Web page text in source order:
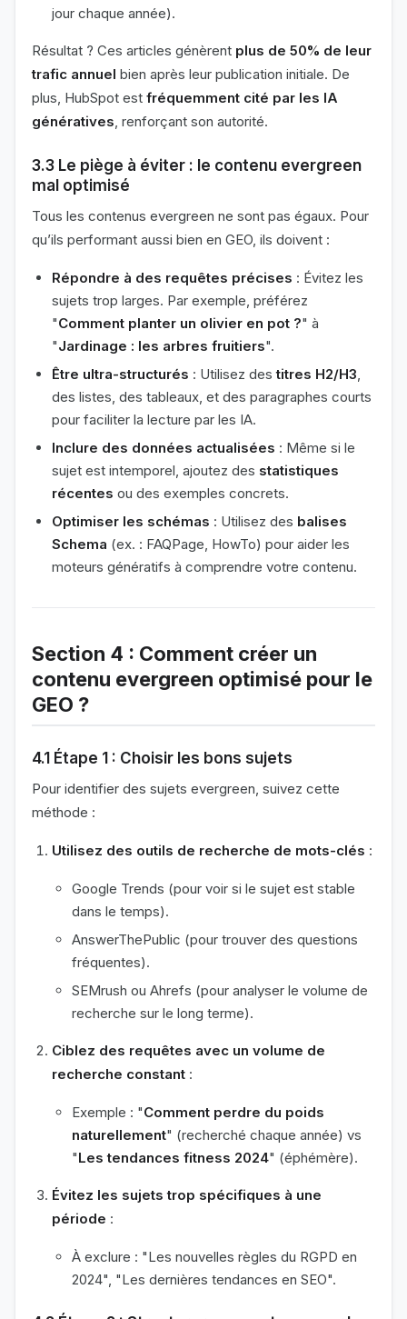
jour chaque année).
Résultat ? Ces articles génèrent plus de 50% de leur
trafic annuel bien après leur publication initiale. De
plus, HubSpot est fréquemment cité par les IA
génératives, renforçant son autorité.
3.3 Le piège à éviter : le contenu evergreen
mal optimisé
Tous les contenus evergreen ne sont pas égaux. Pour
qu’ils performant aussi bien en GEO, ils doivent :
Répondre à des requêtes précises : Évitez les
sujets trop larges. Par exemple, préférez
"Comment planter un olivier en pot ?" à
"Jardinage : les arbres fruitiers".
Être ultra-structurés : Utilisez destitres H2/H3,
des listes, des tableaux, et des paragraphes courts
pour faciliter la lecture par les IA.
Inclure des données actualisées : Même si le
sujet est intemporel, ajoutez des statistiques
récentes ou des exemples concrets.
Optimiser les schémas : Utilisez des balises
Schema (ex. : FAQPage, HowTo) pour aider les
moteurs génératifs à comprendre votre contenu.
Section 4 : Comment créer un
contenu evergreen optimisé pour le
GEO ?
4.1 Étape 1 : Choisir les bons sujets
Pour identifier des sujets evergreen, suivez cette
méthode :
Utilisez des outils de recherche de mots-clés :
Google Trends (pour voir si le sujet est stable
dans le temps).
AnswerThePublic (pour trouver des questions
fréquentes).
SEMrush ou Ahrefs (pour analyser le volume de
recherche sur le long terme).
Ciblez des requêtes avec un volume de
recherche constant :
Exemple : "Comment perdre du poids
naturellement" (recherché chaque année) vs
"Les tendances fitness 2024" (éphémère).
Évitez les sujets trop spécifiques à une
période :
À exclure : "Les nouvelles règles du RGPD en
2024", "Les dernières tendances en SEO".